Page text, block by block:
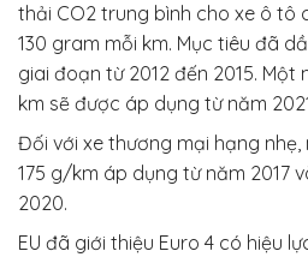
thải CO2 trung bình cho xe ô tô
130 gram mỗi km. Mục tiêu đã
giai đoạn từ 2012 đến 2015. Một
km sẽ được áp dụng từ năm
Đối với xe thương mại hạng nhẹ,
175 g/km áp dụng từ năm 2017
2020.
EU đã giới thiệu Euro 4 có hiệu